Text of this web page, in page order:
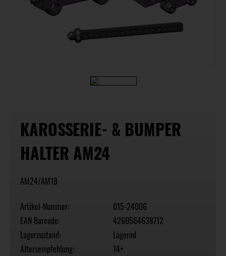
KAROSSERIE- & BUMPER
HALTER AM24
AM24/AM18
Artikel-Nummer:
015-24006
EAN Barcode:
4260564638712
Lagerzustand:
Lagernd
Altersempfehlung:
14+